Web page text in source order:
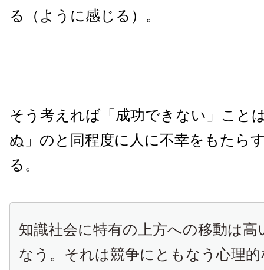
る（ように感じる）。
そう考えれば「成功できない」こと
ぬ」のと同程度に人に不幸をもたら
る。
知識社会に特有の上方への移動は高
なう。それは競争にともなう心理